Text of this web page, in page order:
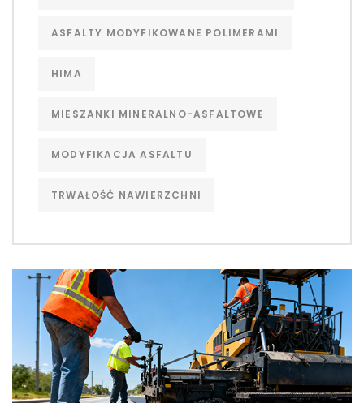
ASFALTY MODYFIKOWANE POLIMERAMI
HIMA
MIESZANKI MINERALNO-ASFALTOWE
MODYFIKACJA ASFALTU
TRWAŁOŚĆ NAWIERZCHNI